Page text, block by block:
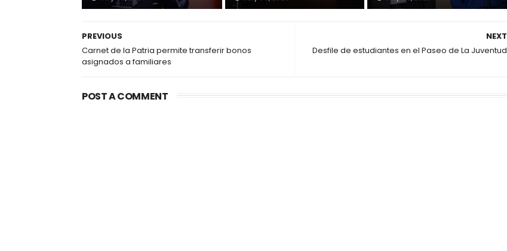
NEXT
Desfile de estudiantes en el Paseo de La Juventud
PREVIOUS
Carnet de la Patria permite transferir bonos
asignados a familiares
POST A COMMENT